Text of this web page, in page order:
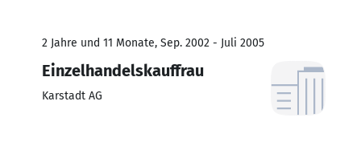
2 Jahre und 11 Monate, Sep. 2002 - Juli 2005
Einzelhandelskauffrau
Karstadt AG